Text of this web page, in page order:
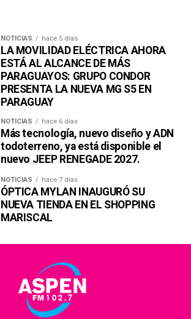
NOTICIAS hace 5 días
LA MOVILIDAD ELÉCTRICA AHORA
ESTÁ AL ALCANCE DE MÁS
PARAGUAYOS: GRUPO CONDOR
PRESENTA LA NUEVA MG S5 EN
PARAGUAY
NOTICIAS hace 6 días
Más tecnología, nuevo diseño y ADN
todoterreno, ya está disponible el
nuevo JEEP RENEGADE 2027.
NOTICIAS hace 7 días
ÓPTICA MYLAN INAUGURÓ SU
NUEVA TIENDA EN EL SHOPPING
MARISCAL